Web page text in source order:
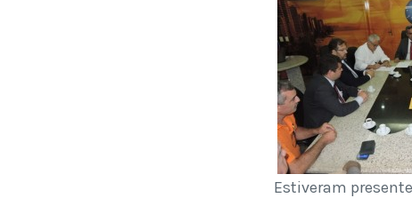
Estiveram